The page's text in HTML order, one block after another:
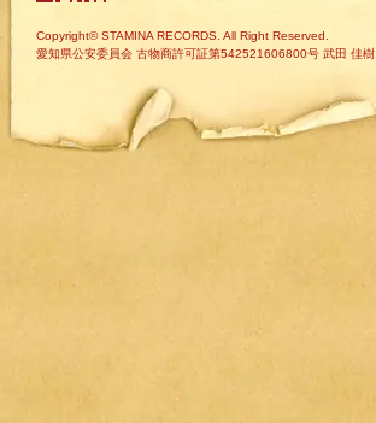
Copyright© STAMINA RECORDS. All Right Reserved.
愛知県公安委員会 古物商許可証第542521606800号 武田 佳樹